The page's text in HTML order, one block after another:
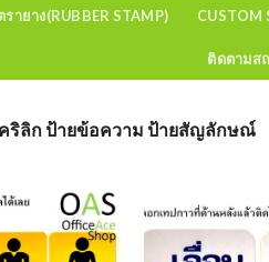
รายาง(RUBBER STAMP) CUSTOM
ติดตามส
ริลิก ป้ายข้อความ ป้ายสัญลักษณ์